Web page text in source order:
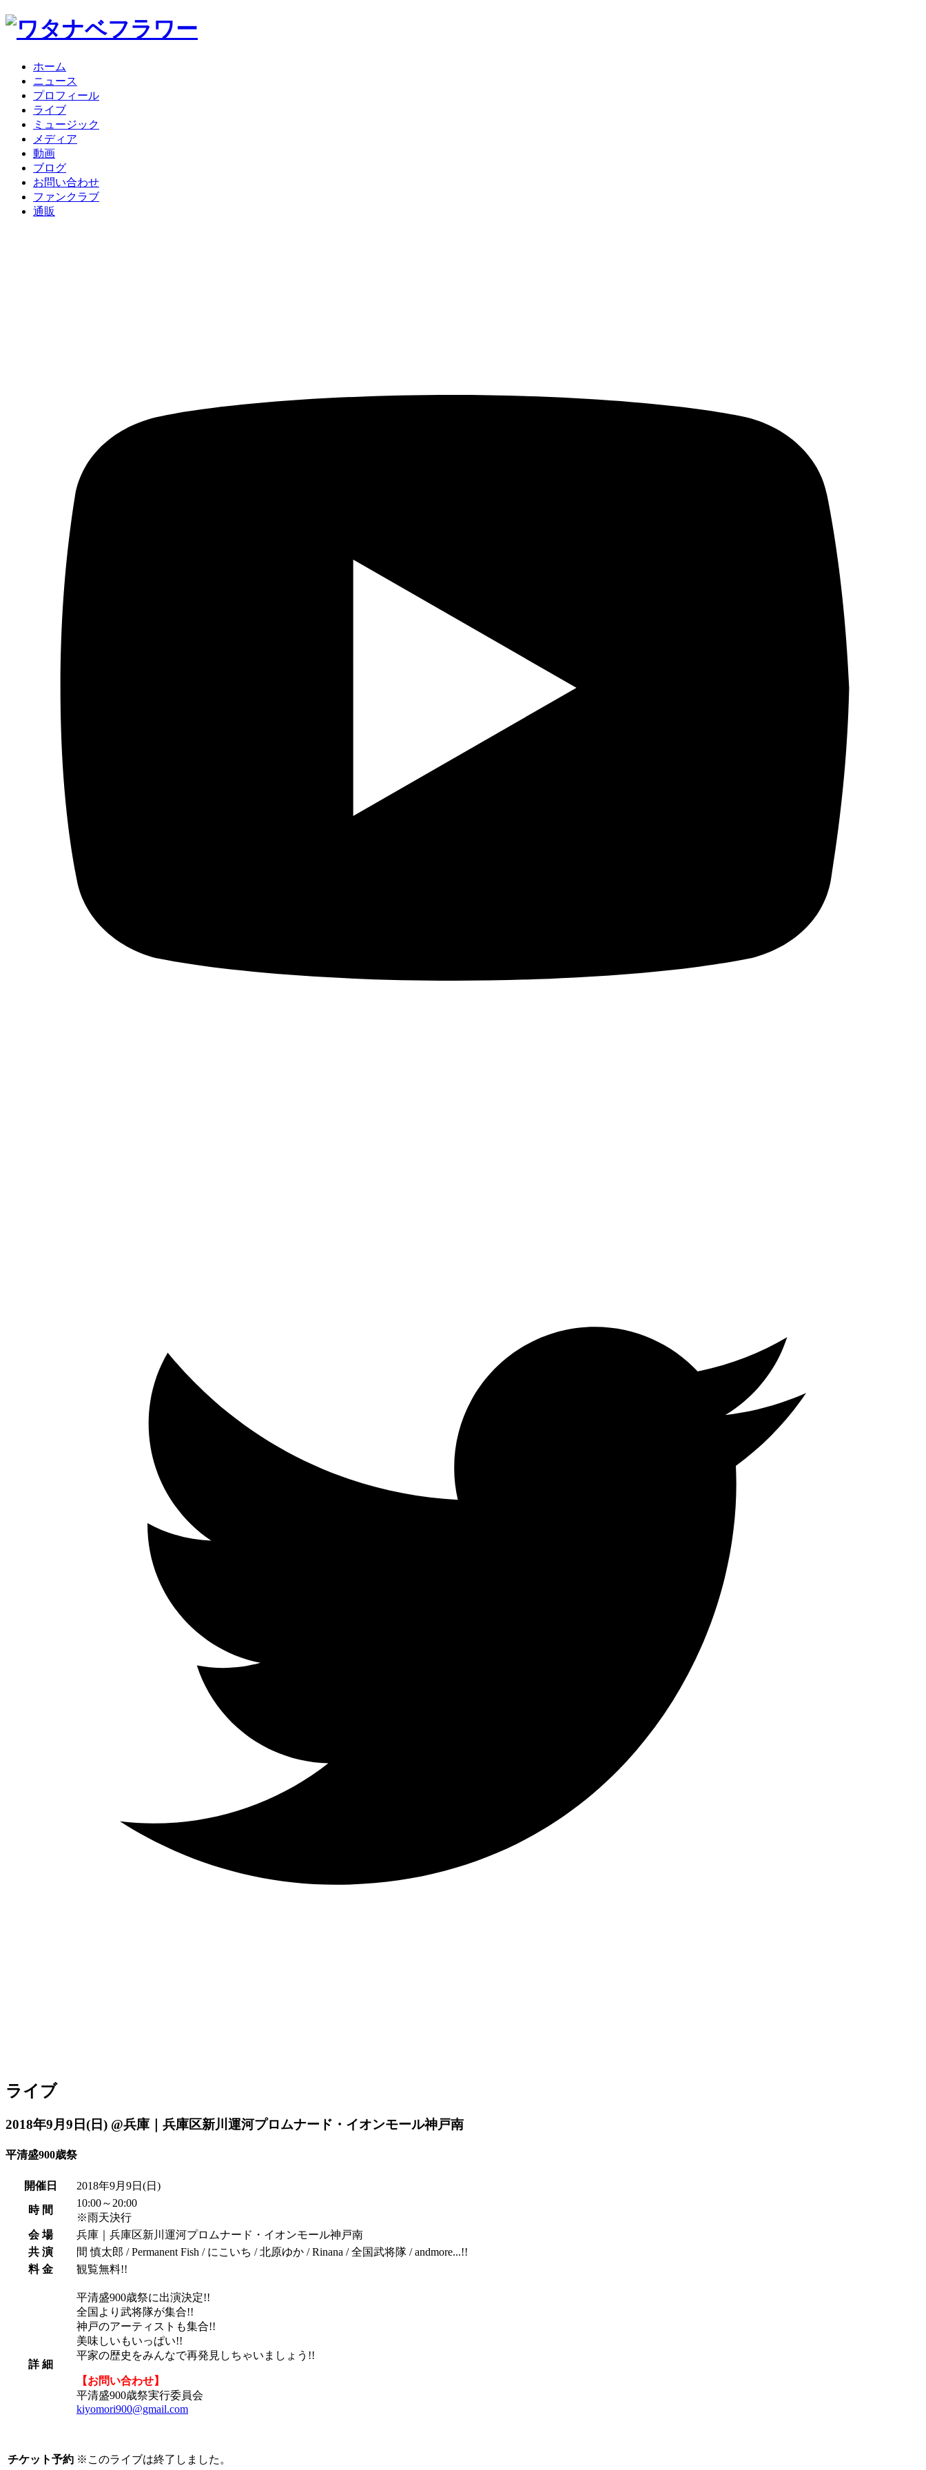
ホーム
ニュース
プロフィール
ライブ
ミュージック
メディア
動画
ブログ
お問い合わせ
ファンクラブ
通販
ライブ
2018年9月9日(日) @兵庫｜兵庫区新川運河プロムナード・イオンモール神戸南
平清盛900歳祭
開催日 2018年9月9日 (日)
時 間
10:00～20:00
※雨天決行
会 場
兵庫｜兵庫区新川運河プロムナード・イオンモール神戸南
共 演
間 慎太郎 / Permanent Fish / にこいち / 北原ゆか / Rinana / 全国武将隊 / andmore...!!
料 金
観覧無料!!
詳 細
平清盛900歳祭に出演決定!!
全国より武将隊が集合!!
神戸のアーティストも集合!!
美味しいもいっぱい!!
平家の歴史をみんなで再発見しちゃいましょう!!
【お問い合わせ】
平清盛900歳祭実行委員会
kiyomori900@gmail.com
チケット予約 ※ このライブは終了しました。